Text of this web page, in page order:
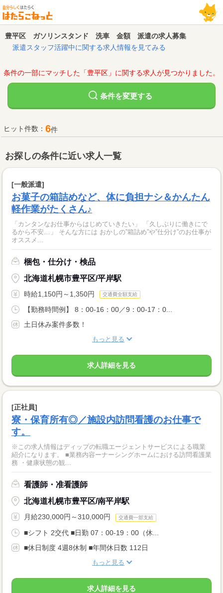
豊平区 ガソリンスタンド 洗車 金額 派遣の求人募集
派遣スタッフ活躍中に関する求人情報を見てみる
条件の一部にマッチした「豊平区」に関する求人が見つかりました。
条件を変更する
ヒット件数： 6件
お探しの条件に近い求人一覧
[一般派遣]
お菓子の箱詰めなど、体に負担ナシ＆かんたん
軽作業がたくさん♪
「カンタンなお仕事からはじめていきたい」 「久しぶりに働きにで
るから不安…」 そんな方には おかしの”箱詰め”や”仕分け”のお仕事が
オススメ...
梱包・仕分け・検品
北海道札幌市豊平区/平岸駅
時給1,150円～1,350円 交通費全額支給
【勤務時間例】 8：00-16：00／9：00-17：0...
土日休み案件多数！
もっと見る
求人詳細を見る
[正社員]
寮・保育所有◎／施設内訪問看護のお仕事で
す。
※この求人情報はディップの転職エージェントサービスによる職業
紹介になります。 ■業務内容ーナーシングホームにおける訪問看護業
務 ・健康状態の観...
看護師・准看護師
北海道札幌市豊平区/南平岸駅
月給230,000円～310,000円 交通費一部支給
■シフト 2交代 ■日勤 07：00-19：00（休...
■休日制度 4週8休制 ■年間休日数 112日
もっと見る
求人詳細を見る